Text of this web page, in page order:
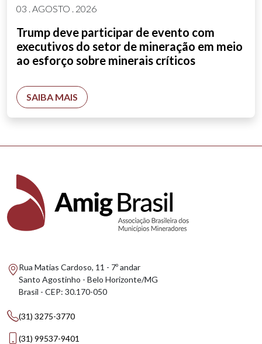
03 . AGOSTO . 2026
Trump deve participar de evento com
executivos do setor de mineração em meio
ao esforço sobre minerais críticos
SAIBA MAIS
Rua Matias Cardoso, 11 - 7º andar
Santo Agostinho - Belo Horizonte/MG
Brasil - CEP: 30.170-050
(31) 3275-3770
(31) 99537-9401